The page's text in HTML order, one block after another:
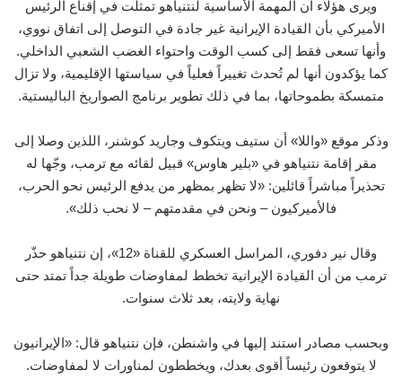
ويرى هؤلاء أن المهمة الأساسية لنتنياهو تمثلت في إقناع الرئيس
الأميركي بأن القيادة الإيرانية غير جادة في التوصل إلى اتفاق نووي،
وأنها تسعى فقط إلى كسب الوقت واحتواء الغضب الشعبي الداخلي.
كما يؤكدون أنها لم تُحدث تغييراً فعلياً في سياستها الإقليمية، ولا تزال
متمسكة بطموحاتها، بما في ذلك تطوير برنامج الصواريخ الباليستية.
وذكر موقع «واللا» أن ستيف ويتكوف وجاريد كوشنر، اللذين وصلا إلى
مقر إقامة نتنياهو في «بلير هاوس» قبيل لقائه مع ترمب، وجّها له
تحذيراً مباشراً قائلين: «لا تظهر بمظهر من يدفع الرئيس نحو الحرب،
فالأميركيون – ونحن في مقدمتهم – لا نحب ذلك».
وقال نير دفوري، المراسل العسكري للقناة «12»، إن نتنياهو حذّر
ترمب من أن القيادة الإيرانية تخطط لمفاوضات طويلة جداً تمتد حتى
نهاية ولايته، بعد ثلاث سنوات.
وبحسب مصادر استند إليها في واشنطن، فإن نتنياهو قال: «الإيرانيون
لا يتوقعون رئيساً أقوى بعدك، ويخططون لمناورات لا لمفاوضات.